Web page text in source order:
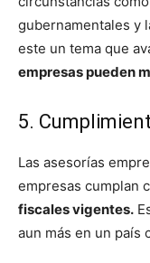
gubernamentales y
este un tema que
empresas pueden
5.
Las asesorías
empresas cumplan
fiscales vigentes.
aun más en un país